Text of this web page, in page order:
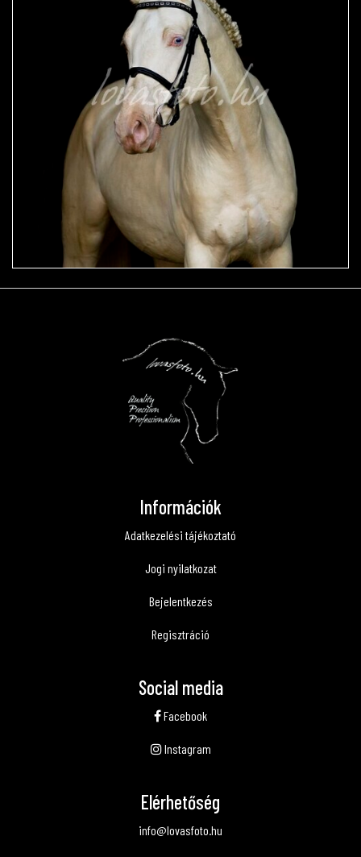
Információk
Adatkezelési tájékoztató
Jogi nyilatkozat
Bejelentkezés
Regisztráció
Social media
Facebook
Instagram
Elérhetőség
info@lovasfoto.hu